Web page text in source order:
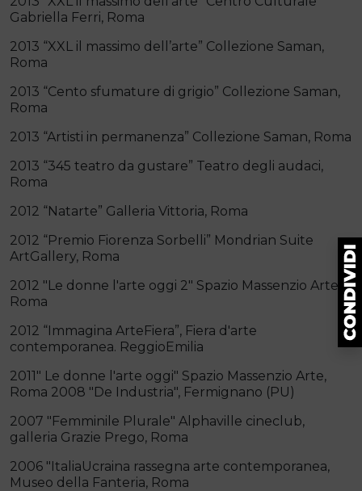
Gabriella Ferri, Roma
2013 “XXL il massimo dell’arte” Collezione Saman,
Roma
2013 “Cento sfumature di grigio” Collezione Saman,
Roma
2013 “Artisti in permanenza” Collezione Saman, Roma
2013 “345 teatro da gustare” Teatro degli audaci,
Roma
2012 “Natarte” Galleria Vittoria, Roma
2012 “Premio Fiorenza Sorbelli” Mondrian Suite
ArtGallery, Roma
2012 "Le donne l'arte oggi 2" Spazio Massenzio Arte,
Roma
2012 “Immagina ArteFiera”, Fiera d'arte
contemporanea. ReggioEmilia
2011" Le donne l'arte oggi" Spazio Massenzio Arte,
Roma 2008 "De Industria", Fermignano (PU)
2007 "Femminile Plurale" Alphaville cineclub,
galleria Grazie Prego, Roma
2006 "ItaliaUcraina rassegna arte contemporanea,
Museo della Fanteria, Roma